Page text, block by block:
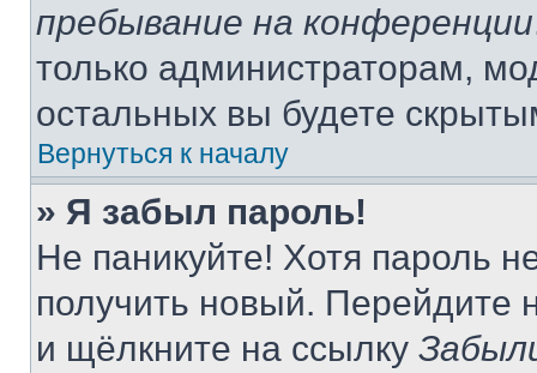
пребывание на конференции
только администраторам,
остальных вы будете
Вернуться к началу
» Я забыл пароль!
Не паникуйте! Хотя пароль
получить новый. Перейдите
и щёлкните на ссылку